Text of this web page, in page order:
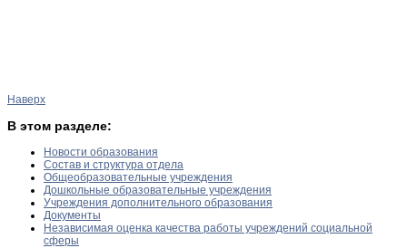
Наверх
В этом разделе:
Новости образования
Состав и структура отдела
Общеобразовательные учреждения
Дошкольные образовательные учреждения
Учреждения дополнительного образования
Документы
Независимая оценка качества работы учреждений социальной
сферы